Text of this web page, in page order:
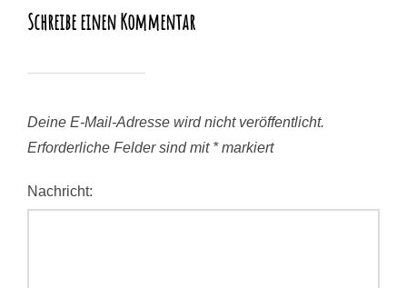
Schreibe einen Kommentar
Deine E-Mail-Adresse wird nicht veröffentlicht.
Erforderliche Felder sind mit *markiert
Nachricht: